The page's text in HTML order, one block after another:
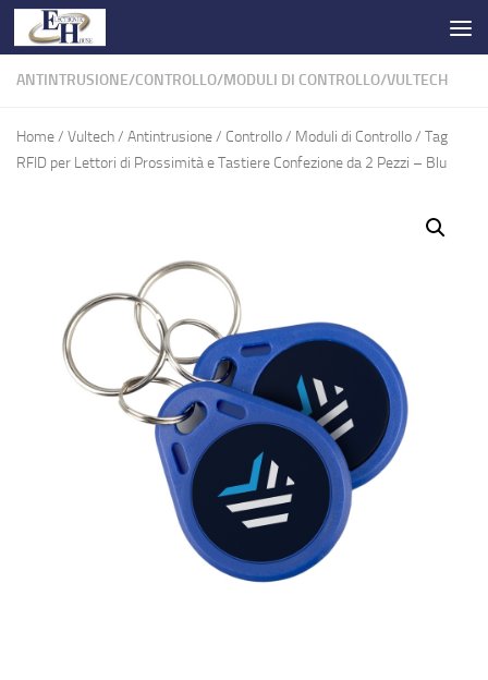
Salta al contenuto
ANTINTRUSIONE/CONTROLLO/MODULI DI CONTROLLO/VULTECH
Home/ Vultech/ Antintrusione/ Controllo/ Moduli di Controllo/ Tag
RFID per Lettori di Prossimità e Tastiere Confezione da 2 Pezzi – Blu